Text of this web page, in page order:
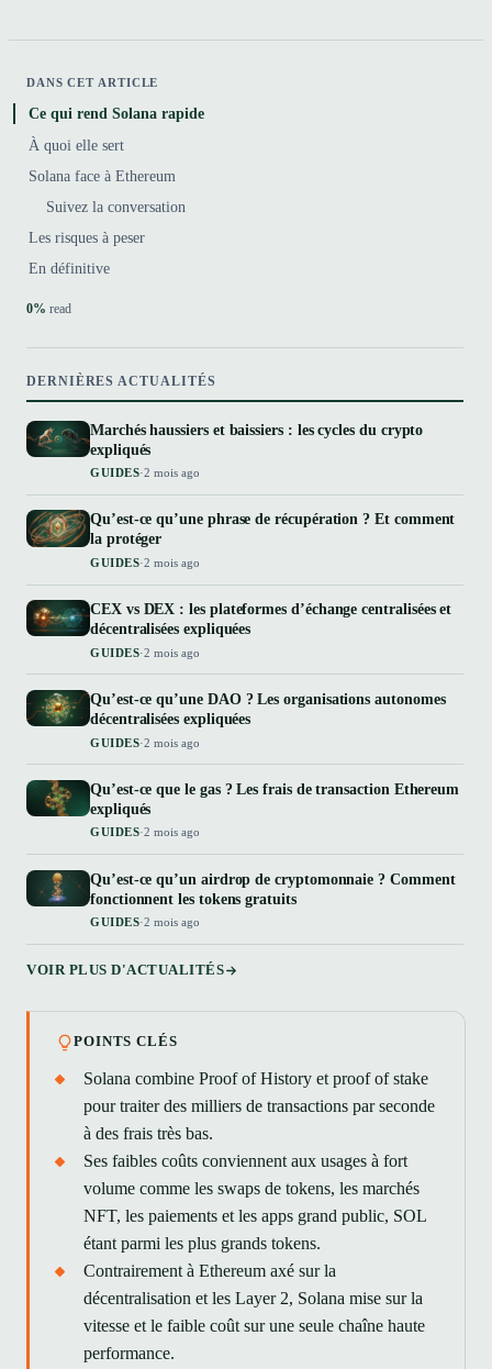
DANS CET ARTICLE
Ce qui rend Solana rapide
À quoi elle sert
Solana face à Ethereum
Suivez la conversation
Les risques à peser
En définitive
0% read
DERNIÈRES ACTUALITÉS
Marchés haussiers et baissiers : les cycles du crypto
expliqués
GUIDES·2 mois ago
Qu’est-ce qu’une phrase de récupération ? Et comment
la protéger
GUIDES·2 mois ago
CEX vs DEX : les plateformes d’échange centralisées et
décentralisées expliquées
GUIDES·2 mois ago
Qu’est-ce qu’une DAO ? Les organisations autonomes
décentralisées expliquées
GUIDES·2 mois ago
Qu’est-ce que le gas ? Les frais de transaction Ethereum
expliqués
GUIDES·2 mois ago
Qu’est-ce qu’un airdrop de cryptomonnaie ? Comment
fonctionnent les tokens gratuits
GUIDES·2 mois ago
VOIR PLUS D'ACTUALITÉS
POINTS CLÉS
Solana combine Proof of History et proof of stake
pour traiter des milliers de transactions par seconde
à des frais très bas.
Ses faibles coûts conviennent aux usages à fort
volume comme les swaps de tokens, les marchés
NFT, les paiements et les apps grand public, SOL
étant parmi les plus grands tokens.
Contrairement à Ethereum axé sur la
décentralisation et les Layer 2, Solana mise sur la
vitesse et le faible coût sur une seule chaîne haute
performance.